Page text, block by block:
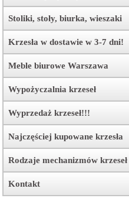
Stoliki, stoły, biurka, wieszaki
Krzesła w dostawie w 3-7 dni!
Meble biurowe Warszawa
Wypożyczalnia krzeseł
Wyprzedaż krzeseł!!!
Najczęściej kupowane krzesła
Rodzaje mechanizmów krzeseł
Kontakt